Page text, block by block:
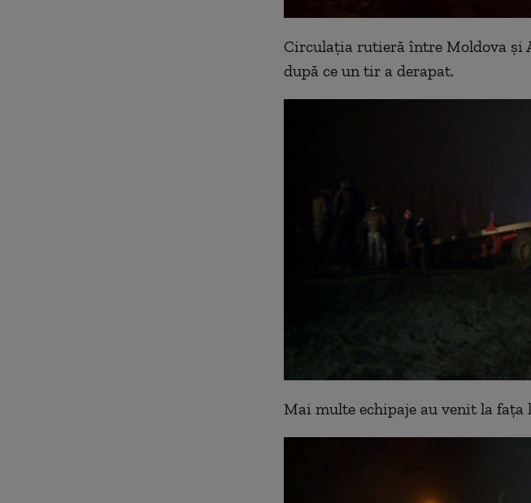
Circulația rutieră între Moldova și
după ce un tir a derapat.
Mai multe echipaje au venit la